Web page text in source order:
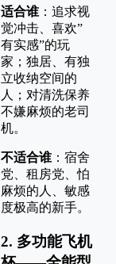
适合谁 ：追求视
觉冲击、喜欢”
有实感”的玩
家；独居、有独
立收纳空间的
人；对清洗保养
不嫌麻烦的老司
机。
不适合谁 ：宿舍
党、租房党、怕
麻烦的人、敏感
度极高的新手。
2. 多功能飞机